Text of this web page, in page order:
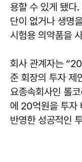
용할 수 있게 됐다
단이 없거나 생명
시험용 의약품을
회사 관계자는
준 회장의 투자 제
요종속회사인 롤
에 20억원을 투자
반영한 성공적인